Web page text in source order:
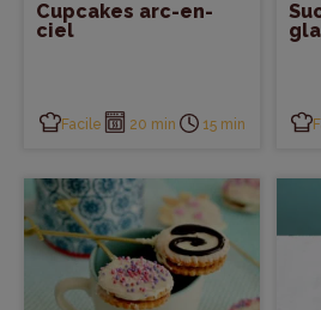
Cupcakes arc-en-
ciel
Facile 20 min 15 min